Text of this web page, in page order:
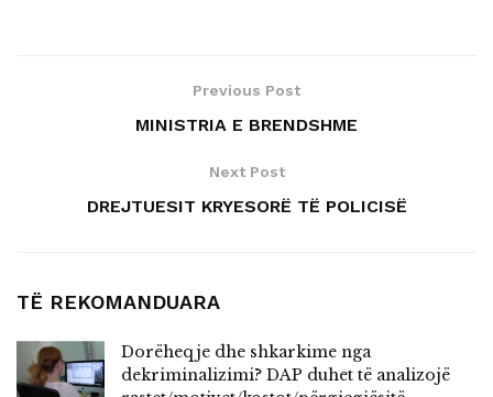
Previous Post
MINISTRIA E BRENDSHME
Next Post
DREJTUESIT KRYESORË TË POLICISË
TË REKOMANDUARA
Dorëheqje dhe shkarkime nga
dekriminalizimi? DAP duhet të analizojë